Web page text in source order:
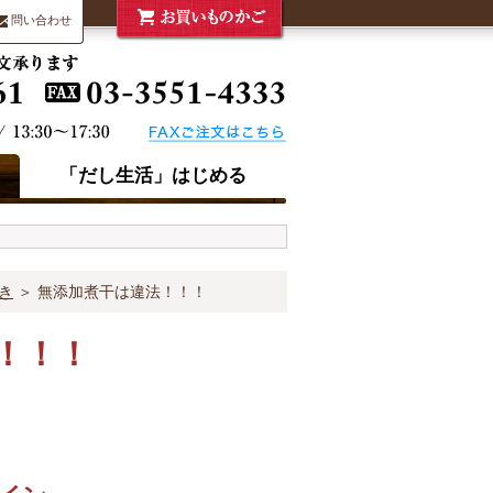
問い合わせ
「だし生活」はじめる
＞ 無添加煮干は違法！！！
！！